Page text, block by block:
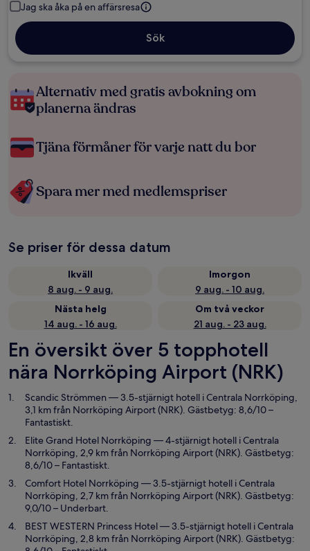
Jag ska åka på en affärsresa
Sök
Alternativ med gratis avbokning om
planerna ändras
Tjäna förmåner för varje natt du bor
Spara mer med medlemspriser
Se priser för dessa datum
Ikväll
8 aug. - 9 aug.
Imorgon
9 aug. - 10 aug.
Nästa helg
14 aug. - 16 aug.
Om två veckor
21 aug. - 23 aug.
En översikt över 5 topphotell
nära Norrköping Airport (NRK)
Scandic Strömmen— 3.5-stjärnigt hotell i Centrala Norrköping,
3,1 km från Norrköping Airport (NRK). Gästbetyg: 8,6/10 –
Fantastiskt.
Elite Grand Hotel Norrköping — 4-stjärnigt hotell i Centrala
Norrköping, 2,9 km från Norrköping Airport (NRK). Gästbetyg:
8,6/10 – Fantastiskt.
Comfort Hotel Norrköping — 3.5-stjärnigt hotell i Centrala
Norrköping, 2,7 km från Norrköping Airport (NRK). Gästbetyg:
9,0/10 – Underbart.
BEST WESTERN Princess Hotel— 3.5-stjärnigt hotell i Centrala
Norrköping, 2,8 km från Norrköping Airport (NRK). Gästbetyg: